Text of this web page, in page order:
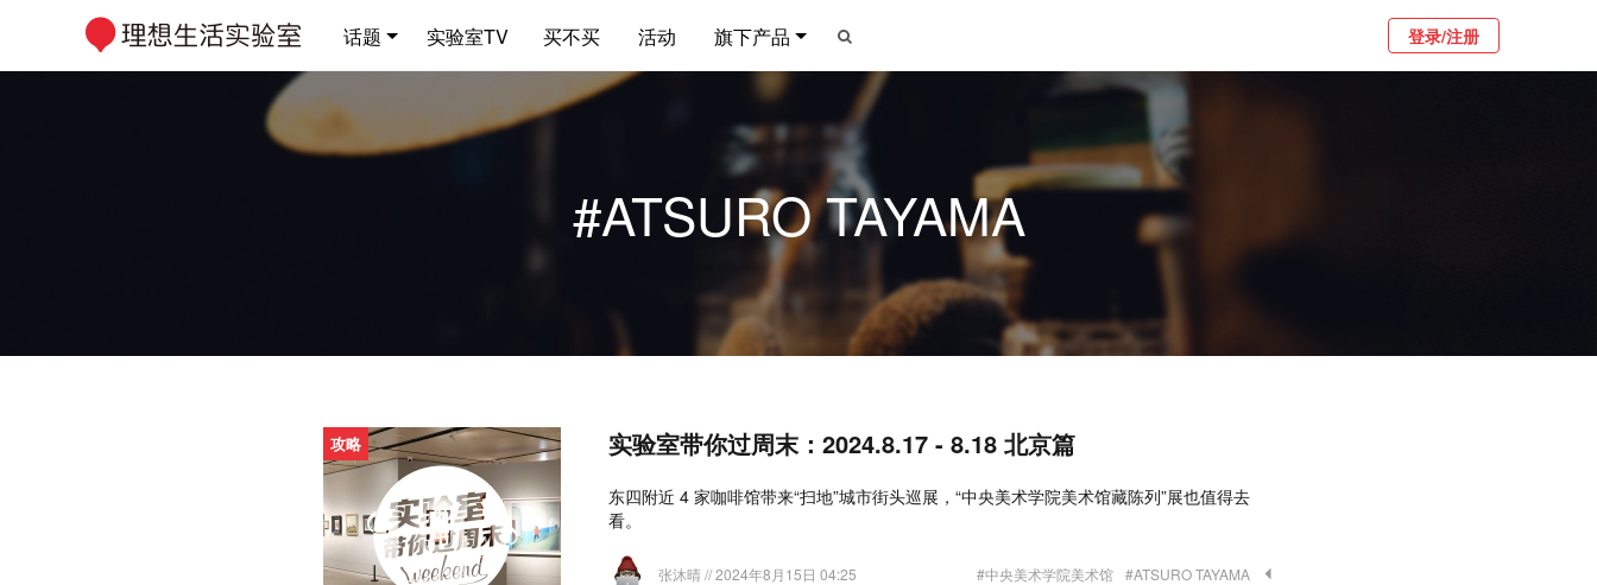
话题 实验室TV 买不买 活动 旗下产品 登录/注册
#ATSURO TAYAMA
攻略 实验室带你过周末：2024.8.17 - 8.18 北京篇
东四附近 4 家咖啡馆带来“扫地”城市街头巡展，“中央美术学院美术馆藏陈列”展也值得去
看。
张沐晴// 2024年8月15日 04:25 #中央美术学院美术馆 #ATSURO TAYAMA